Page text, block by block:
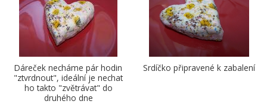
Dáreček necháme pár hodin
"ztvrdnout", ideální je nechat
ho takto "zvětrávat" do
druhého dne
Srdíčko připravené k zabalení